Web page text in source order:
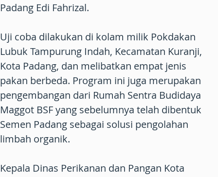
Padang Edi Fahrizal.
Uji coba dilakukan di kolam milik Pokdakan
Lubuk Tampurung Indah, Kecamatan Kuranji,
Kota Padang, dan melibatkan empat jenis
pakan berbeda. Program ini juga merupakan
pengembangan dari Rumah Sentra Budidaya
Maggot BSF yang sebelumnya telah dibentuk
Semen Padang sebagai solusi pengolahan
limbah organik.
Kepala Dinas Perikanan dan Pangan Kota